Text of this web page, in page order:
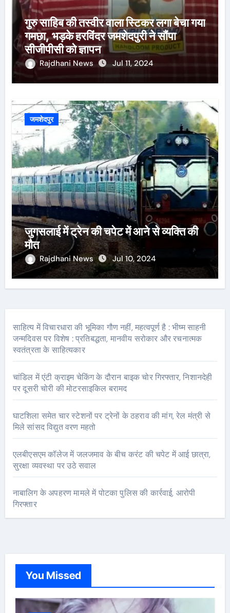
गुरु साहिब की तस्वीर वाला स्टिकर लगा बेचा गया
गमछा, भड़के हरविंदर जमशेदपुरी ने सौंपा
सीजीपीसी को ज्ञापन
Rajdhani News Jul 11, 2024
जमशेदपुर
जुगसलाई में ट्रेन की चपेट में आने से व्यक्ति की
मौत
Rajdhani News Jul 10, 2024
साहित्य में विचारधारा की भूमिका गौण नहीं, महत्वपूर्ण है : भीष्म साहनी
जन्मदिवस पर विशेष : प्रतिबद्धता, मानवीय सरोकार और रचनात्मक
स्वतंत्रता के साहित्यकार
चांडिल में एंटी क्राइम चेकिंग के दौरान बाइक चोर गिरफ्तार, निशानदेही
पर दूसरी चोरी की मोटरसाइकिल बरामद
घाटशिला समेत चार स्टेशनों पर ट्रेनों के ठहराव की मांग, रेल मंत्री से
मिले सांसद विद्युत वरण महतो
एलबीएसएम कॉलेज में जलजमाव के बीच करंट की चपेट में आई छात्रा,
सुरक्षा व्यवस्था पर उठे सवाल
नाबालिग के अपहरण मामले में पोटका पुलिस की कार्रवाई, आरोपी
गिरफ्तार
You Missed